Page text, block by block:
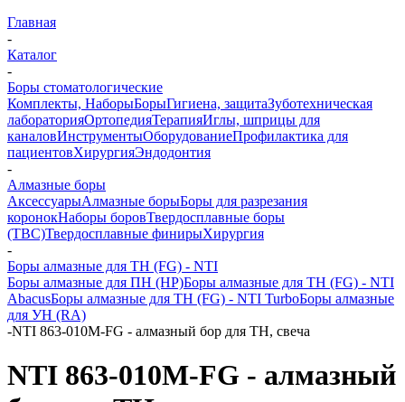
Главная
-
Каталог
-
Боры стоматологические
Комплекты, НаборыБорыГигиена, защитаЗуботехническая
лабораторияОртопедияТерапияИглы, шприцы для
каналовИнструментыОборудованиеПрофилактика для
пациентовХирургияЭндодонтия
-
Алмазные боры
АксессуарыАлмазные борыБоры для разрезания
коронокНаборы боровТвердосплавные боры
(ТВС)Твердосплавные финирыХирургия
-
Боры алмазные для ТН (FG) - NTI
Боры алмазные для ПН (HP)Боры алмазные для ТН (FG) - NTI
AbacusБоры алмазные для ТН (FG) - NTI TurboБоры алмазные
для УН (RA)
-NTI 863-010M-FG - алмазный бор для ТН, свеча
NTI 863-010M-FG - алмазный